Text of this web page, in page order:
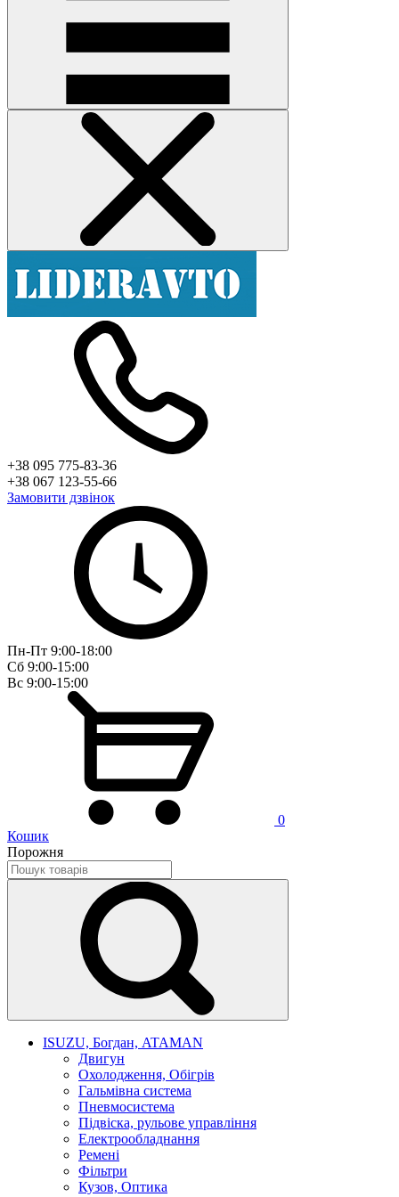
+38 095 775-83-36
+38 067 123-55-66
Замовити дзвінок
Пн-Пт 9:00-18:00
Сб 9:00-15:00
Вс 9:00-15:00
0
Кошик
Порожня
ISUZU, Богдан, ATAMAN
Двигун
Охолодження, Обігрів
Гальмівна система
Пневмосистема
Підвіска, рульове управління
Електрообладнання
Ремені
Фільтри
Кузов, Оптика